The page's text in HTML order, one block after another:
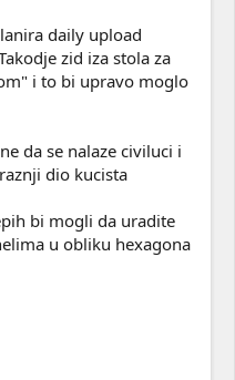
daily upload
zid iza stola za
i to bi upravo moglo
da se nalaze civiluci i
dio kucista
bi mogli da uradite
u obliku hexagona